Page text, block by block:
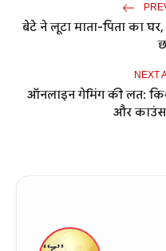
बेटे ने लूटा माता-पिता का
NEXT
ऑनलाइन गेमिंग की लत:
और